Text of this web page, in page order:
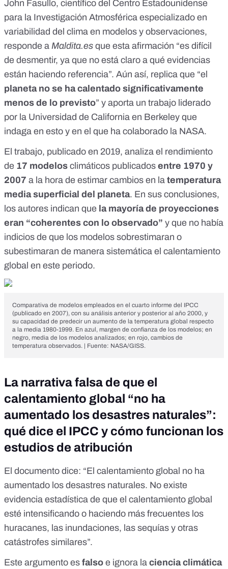
John Fasullo, científico del Centro Estadounidense
para la Investigación Atmosférica especializado en
variabilidad del clima en modelos y observaciones,
responde a Maldita.es que esta afirmación “es difícil
de desmentir, ya que no está claro a qué evidencias
están haciendo referencia”. Aún así, replica que “el
planeta no se ha calentado significativamente
menos de lo previsto” y aporta un trabajo liderado
por la Universidad de California en Berkeley que
indaga en esto y en el que ha colaborado la NASA.
El trabajo, publicado en 2019, analiza el rendimiento
de 17 modelos climáticos publicados entre 1970 y
2007 a la hora de estimar cambios en la temperatura
media superficial del planeta. En sus conclusiones,
los autores indican que la mayoría de proyecciones
eran “coherentes con lo observado” y que no había
indicios de que los modelos sobrestimaran o
subestimaran de manera sistemática el calentamiento
global en este periodo.
Comparativa de modelos empleados en el cuarto informe del IPCC
(publicado en 2007), con su análisis anterior y posterior al año 2000, y
su capacidad de predecir un aumento de la temperatura global respecto
a la media 1980-1999. En azul, margen de confianza de los modelos; en
negro, media de los modelos analizados; en rojo, cambios de
temperatura observados. | Fuente: NASA/GISS.
La narrativa falsa de que el
calentamiento global “no ha
aumentado los desastres naturales”:
qué dice el IPCC y cómo funcionan los
estudios de atribución
El documento dice: “El calentamiento global no ha
aumentado los desastres naturales. No existe
evidencia estadística de que el calentamiento global
esté intensificando o haciendo más frecuentes los
huracanes, las inundaciones, las sequías y otras
catástrofes similares”.
Este argumento es falso e ignora la ciencia climática